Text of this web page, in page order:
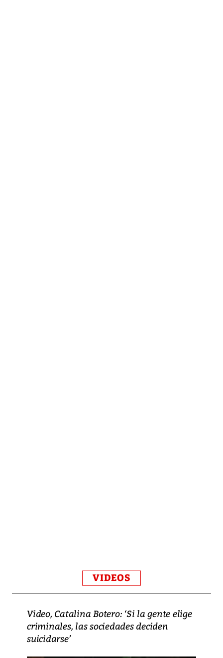
VIDEOS
Video, Catalina Botero: ‘Si la gente elige
criminales, las sociedades deciden
suicidarse’